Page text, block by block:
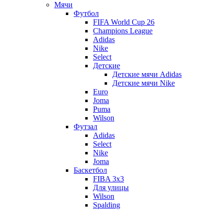
Мячи
Футбол
FIFA World Cup 26
Champions League
Adidas
Nike
Select
Детские
Детские мячи Adidas
Детские мячи Nike
Euro
Joma
Puma
Wilson
Футзал
Adidas
Select
Nike
Joma
Баскетбол
FIBA 3x3
Для улицы
Wilson
Spalding